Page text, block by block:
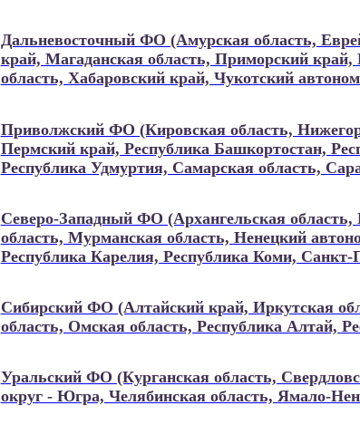
Дальневосточный ФО (Амурская область,
край, Магаданская область, Приморский
область, Хабаровский край, Чукотский
Приволжский ФО (Кировская область,
Пермский край, Республика Башкортостан,
Республика Удмуртия, Самарская область,
Северо-Западный ФО (Архангельская область,
область, Мурманская область, Ненецкий
Республика Карелия, Республика Коми, Санкт-
Сибирский ФО (Алтайский край, Иркутская
область, Омская область, Республика Алтай,
Уральский ФО (Курганская область,
округ - Югра, Челябинская область, Ямало-